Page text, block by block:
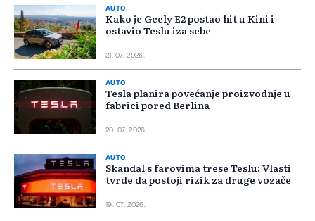
AUTO
Kako je Geely E2 postao hit u Kini i
ostavio Teslu iza sebe
21. 07. 2026.
AUTO
Tesla planira povećanje proizvodnje u
fabrici pored Berlina
20. 07. 2026.
AUTO
Skandal s farovima trese Teslu: Vlasti
tvrde da postoji rizik za druge vozače
19. 07. 2026.